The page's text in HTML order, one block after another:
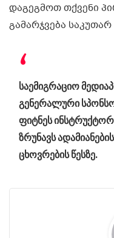
დაგეგმოთ თქვენი
გამარჯვება საკუთარ
საემიგრაციო
გენერალური
ფიტნეს
ზრუნავს
ცხოვრების წესზე.